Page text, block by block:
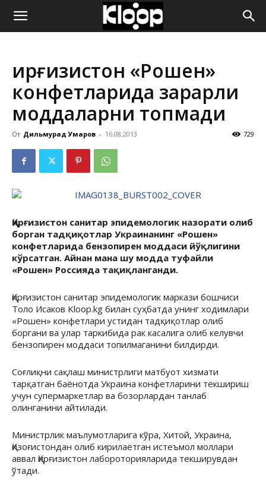
ҚИРҒИЗИСТОН
ЯНГИЛИКЛАРИ
Қирғизистон «Рошен»
конфетларида зарарли
моддаларни топмади
От Дильмурад Умаров - 16.08.2013 729
Қирғизистон санитар эпидемологик назорати олиб
борган тадқиқотлар Украинанинг «Рошен»
конфетларида бензопирен моддаси йўқлигини
кўрсатган. Айнан мана шу модда туфайли
«Рошен» Россияда тақиқланганди.
Қирғизистон санитар эпидемологик маркази бошчиси
Толо Исаков Kloop.kg билан суҳбатда унинг ходимлари
«Рошен» конфетлари устидан тадқиқотлар олиб
боргани ва улар таркибида рак касалига олиб келувчи
бензопирен моддаси топилмаганини билдирди.
Соғлиқни сақлаш министрлиги матбуот хизмати
тарқатган баёнотда Украина конфетларини текшириш
учун супермаркетлар ва бозорлардан танлаб
олинганини айтилади.
Министрлик маълумотларига кўра, Хитой, Украина,
Қизоғистондан олиб кирилаётган истеъмол моллари
аввал Қирғизистон лабороторияларида текширувдан
ўтади.